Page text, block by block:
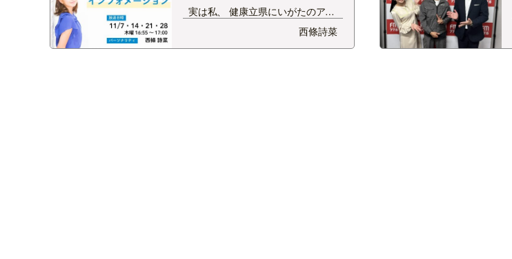
実は私、 健康立県にいがたのアン
バサダーに 就任いたしました！！
そのご縁で番組を担当させていただ
きます！ 11月の4週にわたり、 素
西條詩菜